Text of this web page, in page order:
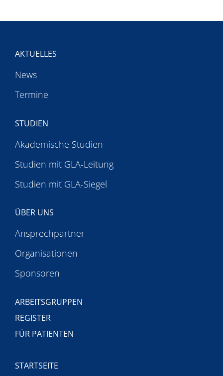
AKTUELLES
News
Termine
STUDIEN
Akademische Studien
Studien mit GLA-Leitung
Studien mit GLA-Siegel
ÜBER UNS
Ansprechpartner
Organisationen
Sponsoren
ARBEITSGRUPPEN
REGISTER
FÜR PATIENTEN
STARTSEITE